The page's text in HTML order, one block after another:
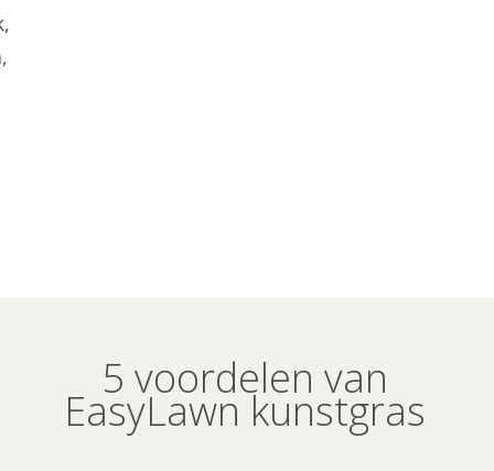
5 voordelen van
EasyLawn kunstgras